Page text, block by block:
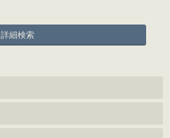
詳細検索